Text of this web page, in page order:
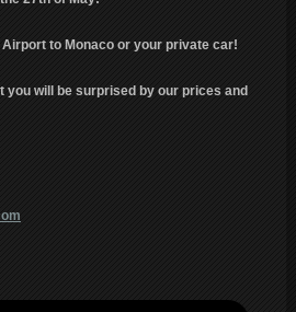
to Monaco or your private car!
you will be surprised by our prices and